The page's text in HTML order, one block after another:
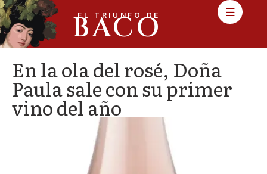
EL TRIUNFO DE
BACO
En la ola del rosé, Doña
Paula sale con su primer
vino del año